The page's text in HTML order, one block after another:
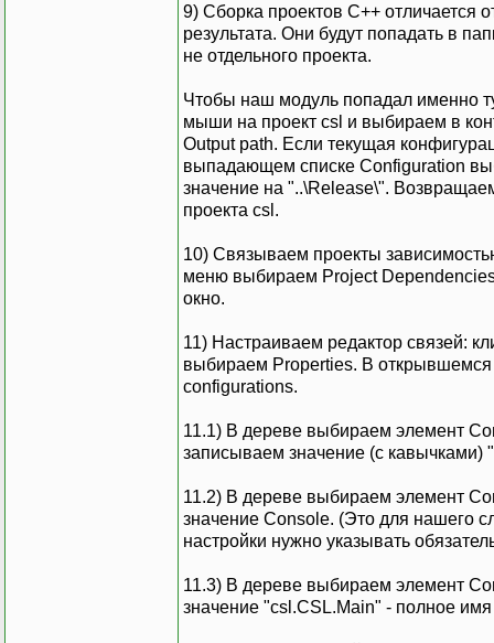
9) Сборка проектов C++ отличается
результата. Они будут попадать в
не отдельного проекта.
Чтобы наш модуль попадал именно
мыши на проект csl и выбираем в
Output path. Если текущая
выпадающем списке Configuration
значение на "..\Release\".
проекта csl.
10) Связываем проекты
меню выбираем Project
окно.
11) Настраиваем редактор связей:
выбираем Properties. В
configurations.
11.1) В дереве выбираем элемент
записываем значение (с кавычками)
11.2) В дереве выбираем элемент
значение Console. (Это для нашего
настройки нужно указывать
11.3) В дереве выбираем элемент
значение "csl.CSL.Main" - полное